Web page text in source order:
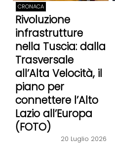
CRONACA
Rivoluzione
infrastrutture
nella Tuscia: dalla
Trasversale
all’Alta Velocità, il
piano per
connettere l’Alto
Lazio all’Europa
(FOTO)
20 Luglio 2026